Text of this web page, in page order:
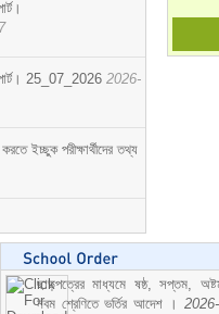
25_07_2026 2026-
ইচ্ছুক পরীক্ষার্থীদের তথ্য
ছাড়পত্রের মাধ্যমে ষষ্ঠ, সপ্তম,
নবম শ্রেণিতে ভর্তির আদেশ ।